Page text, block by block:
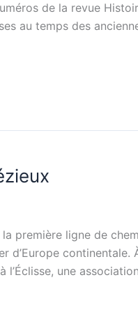
de la revue
au temps des
première ligne de
d’Europe continentale.
l’Éclisse, une